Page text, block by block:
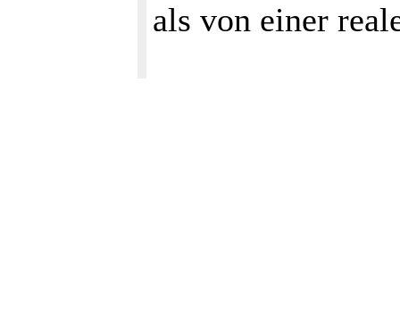
als von einer